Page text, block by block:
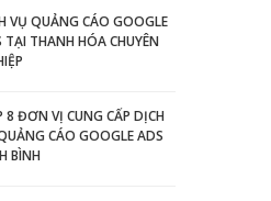
VỤ QUẢNG CÁO GOOGLE
TẠI THANH HÓA CHUYÊN
8 ĐƠN VỊ CUNG CẤP DỊCH
CÁO GOOGLE ADS
BÌNH